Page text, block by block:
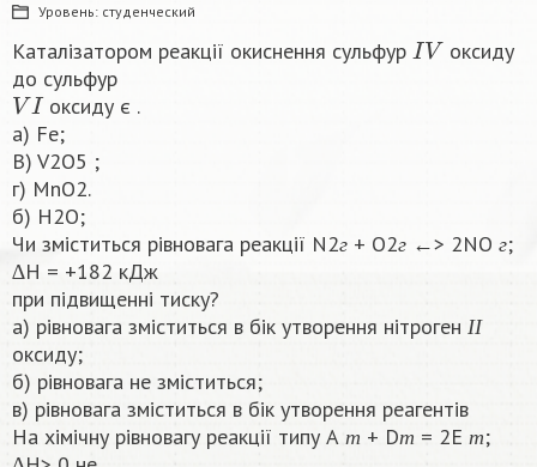
Уровень: студенческий
Каталізатором реакції окиснення сульфур
IV
оксиду
до сульфур
VI
оксиду є .
a) Fe;
B) V2О5 ;
г) MnO2.
б) H2O;
Чи змiститься рівновага реакції N2 г + O2 г ←> 2NO г
;
∆H = +182 кДж
при підвищенні тиску?
a) рівновага зміститься в бік утворення нітроген
І І
оксиду;
б) рiвновага не зміститься;
в) рівновага зміститься в бік утворення реагентів
На хiмiчну рівновагу реакції типу А
т
т
+ D т
т
= 2E т
;